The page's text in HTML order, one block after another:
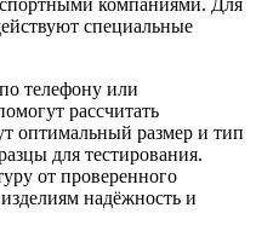
специальные
телефону или
рассчитать
оптимальный размер и тип
для тестирования.
от проверенного
надёжность и